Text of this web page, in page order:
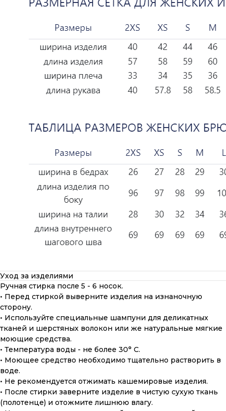
Уход за изделиями
Ручная стирка после 5 - 6 носок.
• Перед стиркой выверните изделия на изнаночную
сторону.
• Используйте специальные шампуни для деликатных
тканей и шерстяных волокон или же натуральные мягкие
моющие средства.
• Температура воды - не более 30° С.
• Моющее средство необходимо тщательно растворить в
воде.
• Не рекомендуется отжимать кашемировые изделия.
• После стирки заверните изделие в чистую сухую ткань
(полотенце) и отожмите лишнюю влагу.